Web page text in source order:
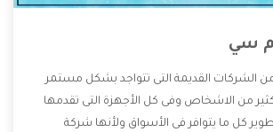
سي
الشركات القديمة التى تتواجد بشكل مستمر
من الاشخاص وفى كل الأجهزة التى تقدمها
كل ما يتوافر فى الأسواق ولأنها شركة